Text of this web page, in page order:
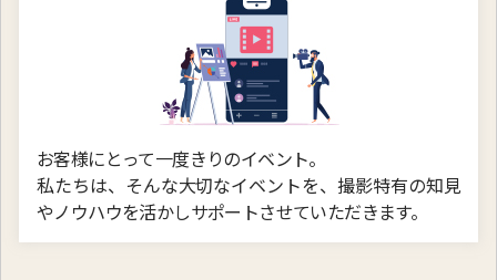
お客様にとって一度きりのイベント。
私たちは、そんな大切なイベントを、 撮影特有の知見
やノウハウを活かしサポートさせていただきます。